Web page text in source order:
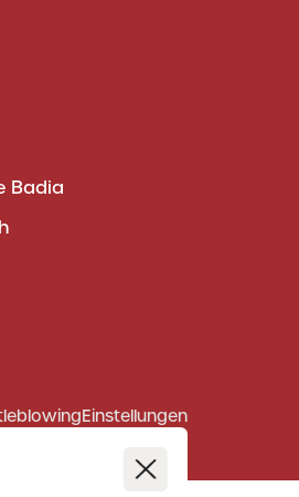
Badia
Einstellungen